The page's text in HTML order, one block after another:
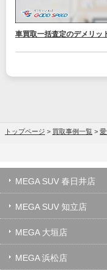
車買取一括査定のデメリッ
トップページ > 買取事例一覧 >
MEGA SUV 春日井店
MEGA SUV 知立店
MEGA 大垣店
MEGA 浜松店